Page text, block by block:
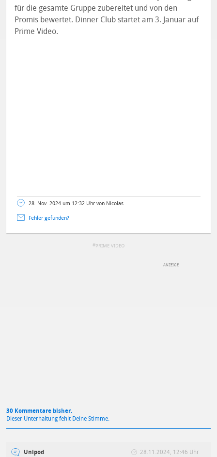
für die gesamte Gruppe zubereitet und von den
Promis bewertet. Dinner Club startet am 3. Januar auf
Prime Video.
28. Nov. 2024 um 12:32 Uhr von Nicolas
Fehler gefunden?
PRIME VIDEO
30 Kommentare bisher.
Dieser Unterhaltung fehlt Deine Stimme.
Unipod 28.11.2024, 12:46 Uhr